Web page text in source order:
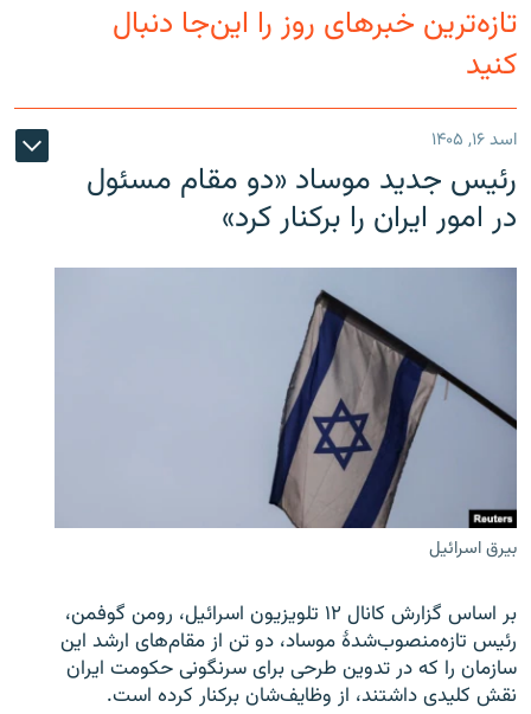
تازه‌ترین خبرهای روز را این‌جا دنبال
کنید
اسد ۱۶, ۱۴۰۵
رئیس جدید موساد «دو مقام مسئول
در امور ایران را برکنار کرد»
بیرق اسرائیل
بر اساس گزارش کانال ۱۲ تلویزیون اسرائیل، رومن گوفمن،
رئیس تازه‌منصوب‌شدۀ موساد، دو تن از مقام‌های ارشد این
سازمان را که در تدوین طرحی برای سرنگونی حکومت ایران
نقش کلیدی داشتند، از وظایف‌شان برکنار کرده است.